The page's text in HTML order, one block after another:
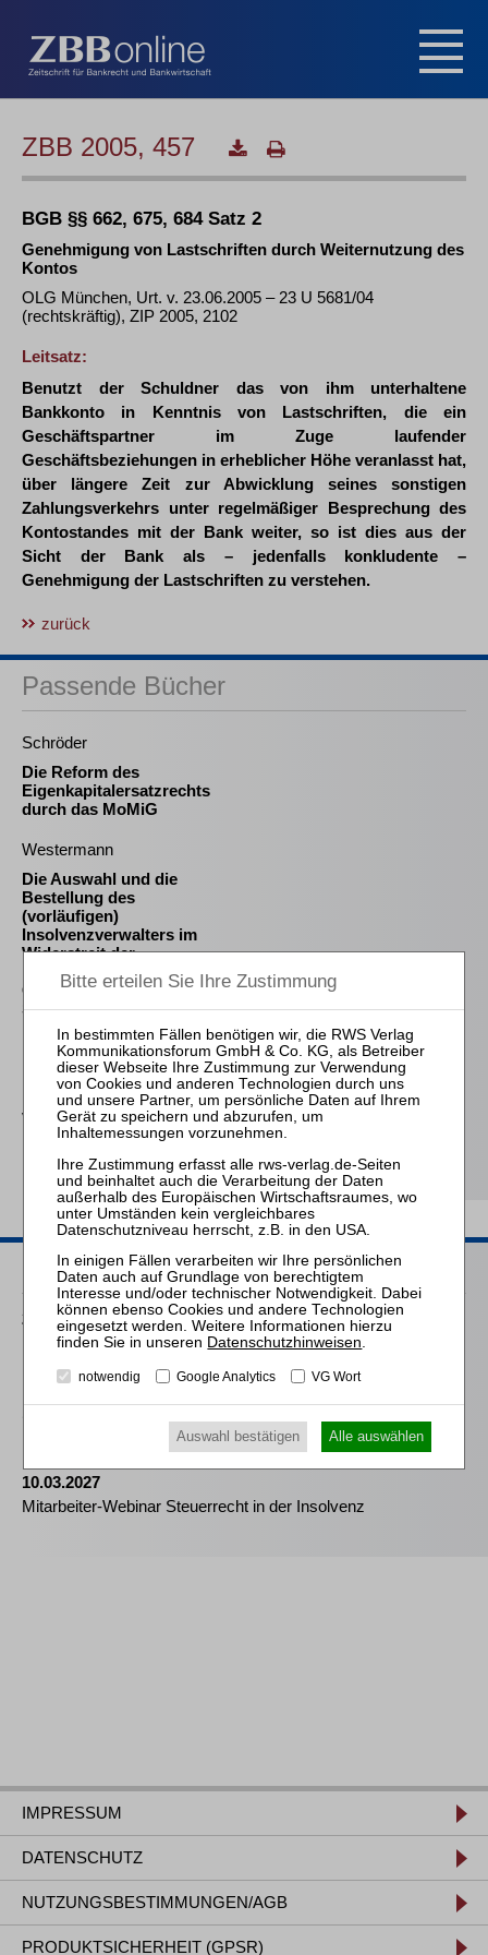
ZBB 2005, 457
BGB §§ 662, 675, 684 Satz 2
Genehmigung von Lastschriften durch Weiternutzung des
Kontos
OLG München, Urt. v. 23.06.2005 – 23 U 5681/04
(rechtskräftig), ZIP 2005, 2102
Leitsatz:
Benutzt der Schuldner das von ihm unterhaltene
Bankkonto in Kenntnis von Lastschriften, die ein
Geschäftspartner im Zuge laufender
Geschäftsbeziehungen in erheblicher Höhe veranlasst hat,
über längere Zeit zur Abwicklung seines sonstigen
Zahlungsverkehrs unter regelmäßiger Besprechung des
Kontostandes mit der Bank weiter, so ist dies aus der
Sicht der Bank als – jedenfalls konkludente –
Genehmigung der Lastschriften zu verstehen.
zurück
Passende Bücher
Schröder
Die Reform des
Eigenkapitalersatzrechts
durch das MoMiG
Westermann
Die Auswahl und die
Bestellung des
(vorläufigen)
Insolvenzverwalters im
Widerstreit der
Interessen von
Gläubigern und
Schuldner
Meliß
Einkommensbesteuerung
von
Personengesellschaften
Passende Seminare
25.08.2026
Praktiker-Webinar Vom Listenplatz zur Zulassung – Das neue
Berufsrecht der Insolvenzverwalter
Mitarbeiter-Webinar Steuerrecht in der Insolvenz
10.03.2027
Mitarbeiter-Webinar Steuerrecht in der Insolvenz
IMPRESSUM
DATENSCHUTZ
NUTZUNGSBESTIMMUNGEN/AGB
PRODUKTSICHERHEIT (GPSR)
Datenschutzhinweisen.
notwendig Google Analytics VG Wort
Auswahl bestätigen Alle auswählen